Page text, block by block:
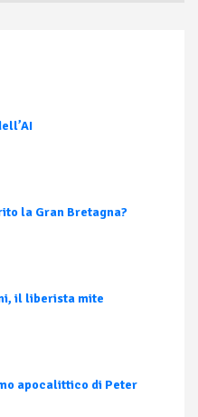
la Gran Bretagna?
il liberista mite
apocalittico di Peter